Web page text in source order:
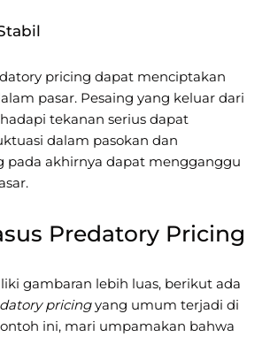
pricing dapat menciptakan
pasar. Pesaing yang keluar dari
tekanan serius dapat
dalam pasokan dan
pada akhirnya dapat mengganggu
Predatory Pricing
gambaran lebih luas, berikut ada
pricingyang umum terjadi di
ini, mari umpamakan bahwa